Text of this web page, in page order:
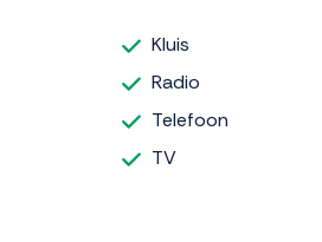
Kluis
Radio
Telefoon
TV